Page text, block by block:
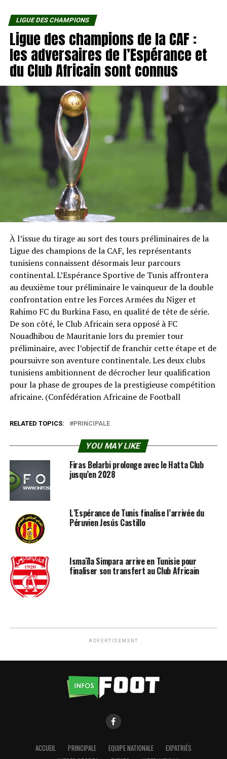
LIGUE DES CHAMPIONS
Ligue des champions de la CAF :
les adversaires de l’Espérance et
du Club Africain sont connus
À l’issue du tirage au sort des tours préliminaires de la
Ligue des champions de la CAF, les représentants
tunisiens connaissent désormais leur parcours
continental. L’Espérance Sportive de Tunis affrontera
au deuxième tour préliminaire le vainqueur de la double
confrontation entre les Forces Armées du Niger et
Rahimo FC du Burkina Faso, en qualité de tête de série.
De son côté, le Club Africain sera opposé à FC
Nouadhibou de Mauritanie lors du premier tour
préliminaire, avec l’objectif de franchir cette étape et de
poursuivre son aventure continentale. Les deux clubs
tunisiens ambitionnent de décrocher leur qualification
pour la phase de groupes de la prestigieuse compétition
africaine. (Confédération Africaine de Football⁠
RELATED TOPICS: PRINCIPALE
YOU MAY LIKE
Firas Belarbi prolonge avec le Hatta Club
jusqu’en 2028
L’Espérance de Tunis finalise l’arrivée du
Péruvien Jesús Castillo
Ismaïla Simpara arrive en Tunisie pour
finaliser son transfert au Club Africain
ADVERTISEMENT
ACCUEIL PRINCIPALE EQUIPE NATIONALE
EXPATRIÉS